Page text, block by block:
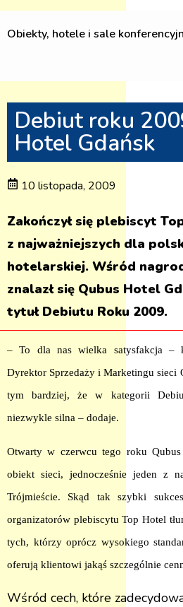
Obiekty, hotele i sale
Debiut roku
Hotel Gdańsk
10 listopada, 2009
Zakończył się plebiscyt
z najważniejszych dla
hotelarskiej. Wśród
znalazł się Qubus Hotel
tytuł Debiutu Roku 2009.
– To dla nas wielka satysfakcja –
Dyrektor Sprzedaży i Marketingu sieci
tym bardziej, że w kategorii
niezwykle silna – dodaje.
Otwarty w czerwcu tego roku
obiekt sieci, jednocześnie jeden z
Trójmieście. Skąd tak szybki
organizatorów plebiscytu Top Hotel
tych, którzy oprócz wysokiego
oferują klientowi jakąś szczególnie
Wśród cech, które